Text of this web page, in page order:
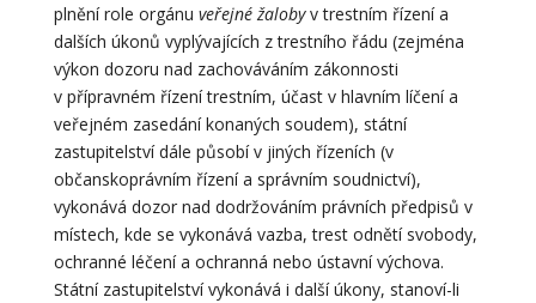
plnění role orgánu veřejné žalobyv trestním řízení a
dalších úkonů vyplývajících z trestního řádu (zejména
výkon dozoru nad zachováváním zákonnosti
v přípravném řízení trestním, účast v hlavním líčení a
veřejném zasedání konaných soudem), státní
zastupitelství dále působí v jiných řízeních (v
občanskoprávním řízení a správním soudnictví),
vykonává dozor nad dodržováním právních předpisů v
místech, kde se vykonává vazba, trest odnětí svobody,
ochranné léčení a ochranná nebo ústavní výchova.
Státní zastupitelství vykonává i další úkony, stanoví-li